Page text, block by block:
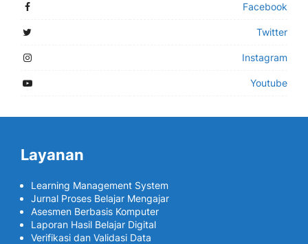
Facebook
Twitter
Instagram
Youtube
Layanan
Learning Management System
Jurnal Proses Belajar Mengajar
Asesmen Berbasis Komputer
Laporan Hasil Belajar Digital
Verifikasi dan Validasi Data